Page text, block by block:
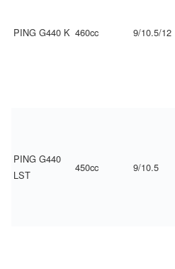
PING G440 K 460cc 9/10.5/12
PING G440
LST
450cc 9/10.5